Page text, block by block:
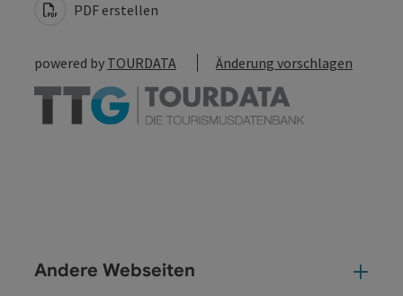
PDF erstellen
powered by TOURDATA Änderung vorschlagen
Andere Webseiten